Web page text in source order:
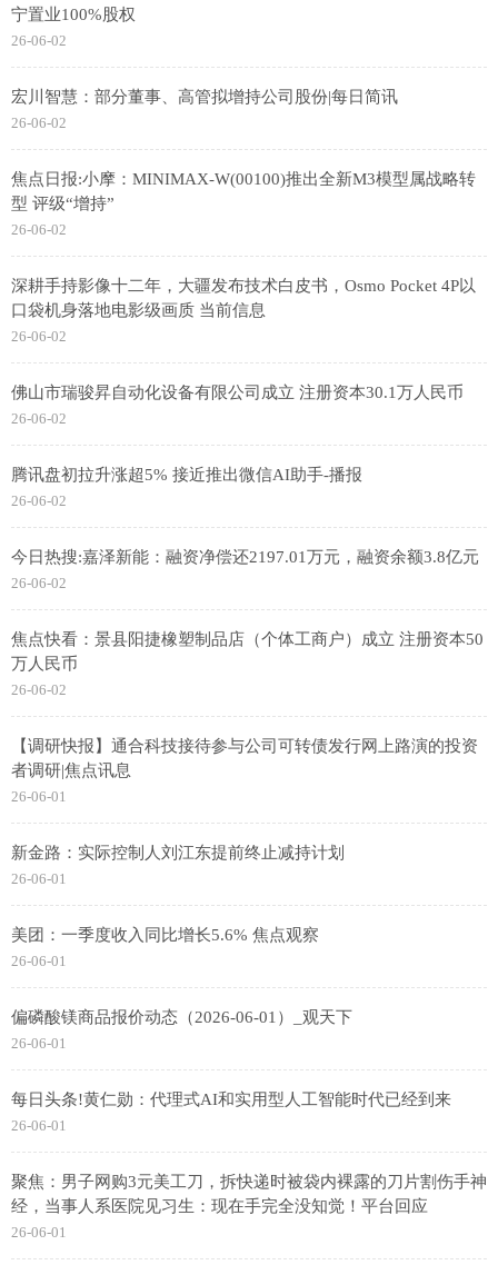
宁置业100%股权
26-06-02
宏川智慧：部分董事、高管拟增持公司股份|每日简讯
26-06-02
焦点日报:小摩：MINIMAX-W(00100)推出全新M3模型属战略转
型 评级“增持”
26-06-02
深耕手持影像十二年，大疆发布技术白皮书，Osmo Pocket 4P以
口袋机身落地电影级画质 当前信息
26-06-02
佛山市瑞骏昇自动化设备有限公司成立 注册资本30.1万人民币
26-06-02
腾讯盘初拉升涨超5% 接近推出微信AI助手-播报
26-06-02
今日热搜:嘉泽新能：融资净偿还2197.01万元，融资余额3.8亿元
26-06-02
焦点快看：景县阳捷橡塑制品店（个体工商户）成立 注册资本50
万人民币
26-06-02
【调研快报】通合科技接待参与公司可转债发行网上路演的投资
者调研|焦点讯息
26-06-01
新金路：实际控制人刘江东提前终止减持计划
26-06-01
美团：一季度收入同比增长5.6% 焦点观察
26-06-01
偏磷酸镁商品报价动态（2026-06-01）_观天下
26-06-01
每日头条!黄仁勋：代理式AI和实用型人工智能时代已经到来
26-06-01
聚焦：男子网购3元美工刀，拆快递时被袋内裸露的刀片割伤手神
经，当事人系医院见习生：现在手完全没知觉！平台回应
26-06-01